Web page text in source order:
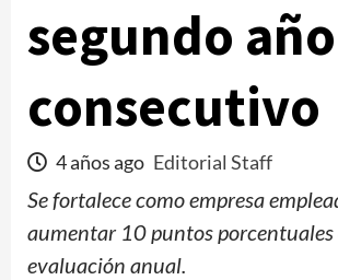
segundo año
consecutivo
4 años ago Editorial Staff
Se fortalece como empresa
aumentar 10 puntos porcentuales
evaluación anual.